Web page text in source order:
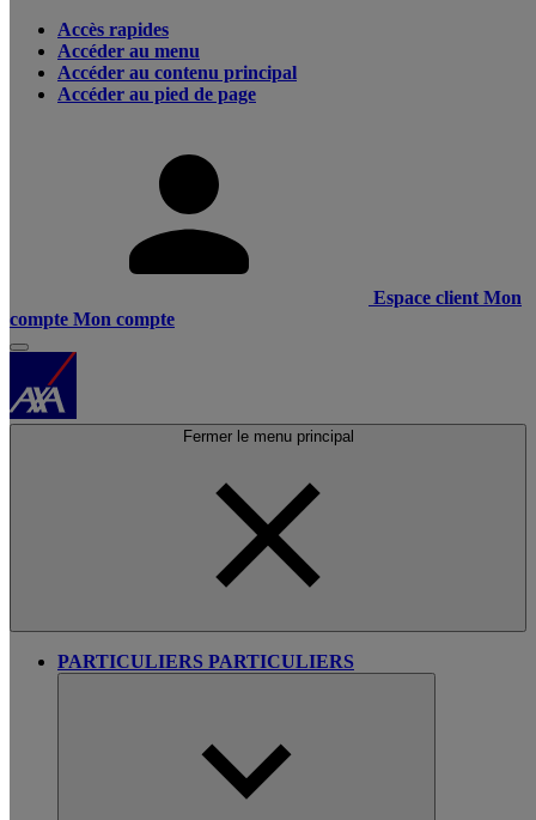
Accès rapides
Accéder au menu
Accéder au contenu principal
Accéder au pied de page
Espace client Mon
compte Mon compte
Fermer le menu principal
PARTICULIERS PARTICULIERS